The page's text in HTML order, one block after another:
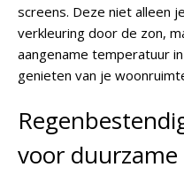
screens. Deze niet alleen
verkleuring door de zon,
aangename temperatuur
genieten van je
voor